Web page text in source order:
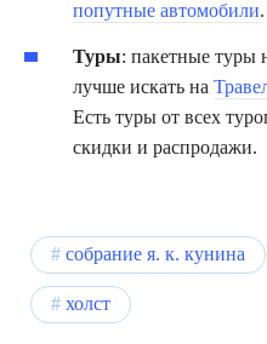
попутные автомобили.
Туры: пакетные туры
лучше искать на
Есть туры от всех
скидки и распродажи.
собрание я. к. кунина
холст